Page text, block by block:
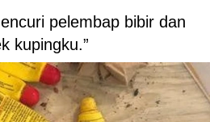
pelembap bibir dan
kupingku.”